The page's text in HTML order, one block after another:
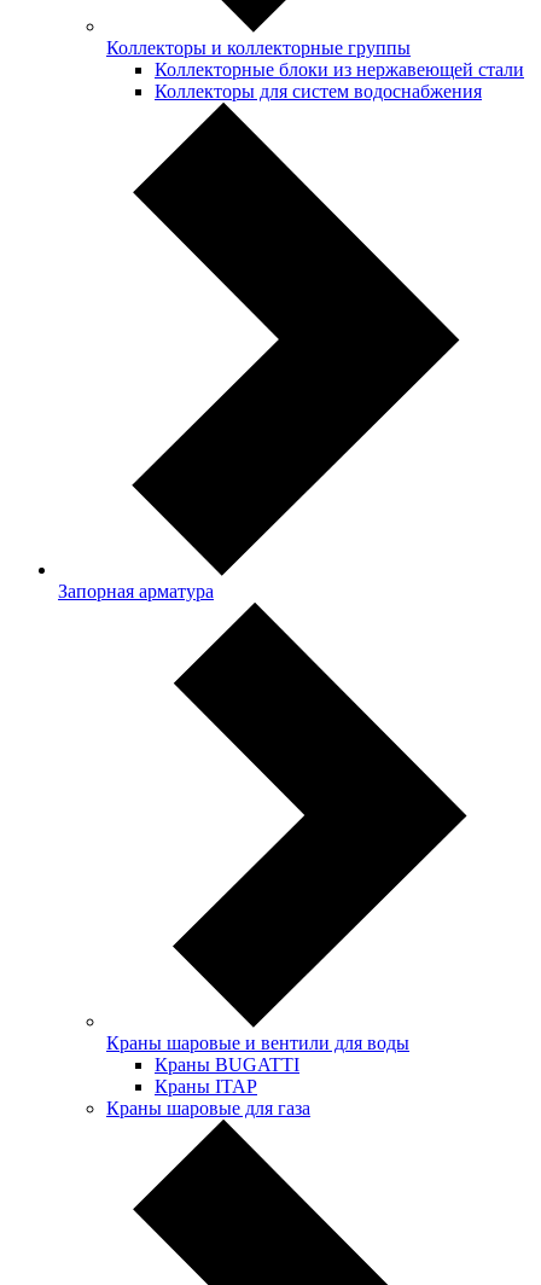
Коллекторы и коллекторные группы
Коллекторные блоки из нержавеющей стали
Коллекторы для систем водоснабжения
Запорная арматура
Краны шаровые и вентили для воды
Краны BUGATTI
Краны ITAP
Краны шаровые для газа